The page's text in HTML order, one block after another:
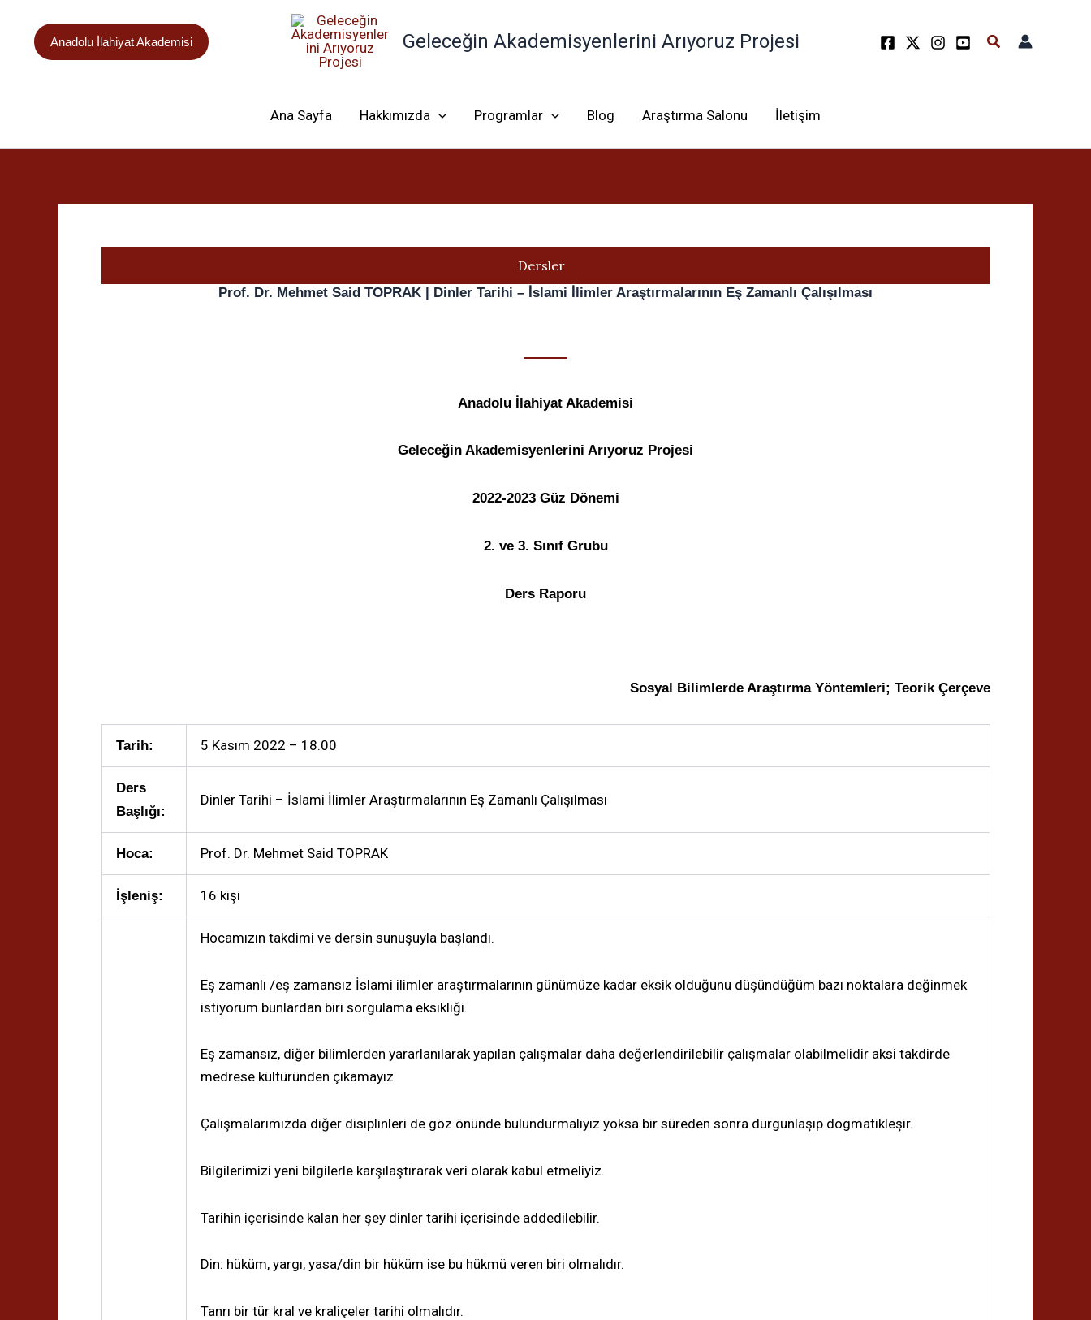
Anadolu İlahiyat Akademisi Geleceğin Akademisyenlerini Arıyoruz Projesi Arama
Ana Sayfa Hakkımızda Programlar Blog Araştırma Salonu İletişim
Dersler
Prof. Dr. Mehmet Said TOPRAK | Dinler Tarihi – İslami İlimler Araştırmalarının Eş Zamanlı Çalışılması
Anadolu İlahiyat Akademisi
Geleceğin Akademisyenlerini Arıyoruz Projesi
2022-2023 Güz Dönemi
2. ve 3. Sınıf Grubu
Ders Raporu
Sosyal Bilimlerde Araştırma Yöntemleri; Teorik Çerçeve
Tarih: 5 Kasım 2022 – 18.00
Ders
Başlığı:
Dinler Tarihi – İslami İlimler Araştırmalarının Eş Zamanlı Çalışılması
Hoca: Prof. Dr. Mehmet Said TOPRAK
İşleniş: 16 kişi
Hocamızın takdimi ve dersin sunuşuyla başlandı.
Eş zamanlı /eş zamansız İslami ilimler araştırmalarının günümüze kadar eksik olduğunu düşündüğüm bazı noktalara değinmek
istiyorum bunlardan biri sorgulama eksikliği.
Eş zamansız, diğer bilimlerden yararlanılarak yapılan çalışmalar daha değerlendirilebilir çalışmalar olabilmelidir aksi takdirde
medrese kültüründen çıkamayız.
Çalışmalarımızda diğer disiplinleri de göz önünde bulundurmalıyız yoksa bir süreden sonra durgunlaşıp dogmatikleşir.
Bilgilerimizi yeni bilgilerle karşılaştırarak veri olarak kabul etmeliyiz.
Tarihin içerisinde kalan her şey dinler tarihi içerisinde addedilebilir.
Din: hüküm, yargı, yasa/din bir hüküm ise bu hükmü veren biri olmalıdır.
Tanrı bir tür kral ve kraliçeler tarihi olmalıdır.